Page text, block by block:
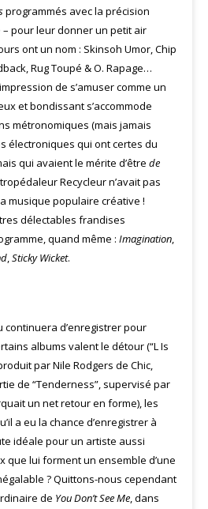
programmés avec la précision
– pour leur donner un petit air
ont un nom : Skinsoh Umor, Chip
Rug Toupé & O. Rapage…
de s’amuser comme un
et bondissant s’accommode
métronomiques (mais jamais
électroniques qui ont certes du
qui avaient le mérite d’être de
Recycleur n’avait pas
musique populaire créative !
délectables frandises
quand même : Imagination,
,Sticky Wicket.
continuera d’enregistrer pour
albums valent le détour (“L Is
par Nile Rodgers de Chic,
de “Tenderness”, supervisé par
un net retour en forme), les
a eu la chance d’enregistrer à
idéale pour un artiste aussi
que lui forment un ensemble d’une
? Quittons-nous cependant
de You Don’t See Me, dans